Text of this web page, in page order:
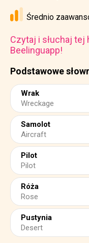
Podstawowe
Wrak
Wreckage
Samolot
Aircraft
Pilot
Pilot
Róża
Rose
Pustynia
Desert
Średnio
Czytaj i słuchaj tej
Beelinguapp!